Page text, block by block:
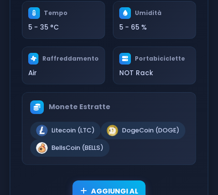
Tempo
5 - 35 °C
Umidità
5 - 65 %
Raffreddamento
Air
Portabiciclette
NOT Rack
Monete Estratte
Litecoin (LTC) DogeCoin (DOGE)
BellsCoin (BELLS)
AGGIUNGI AL